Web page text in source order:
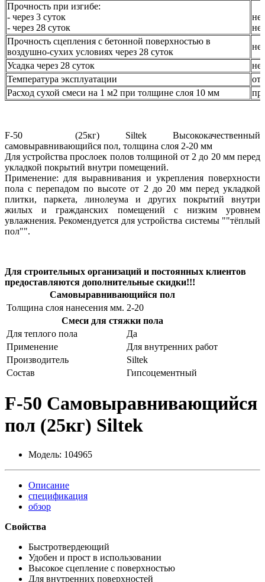
Прочность при изгибе:
- через 3 суток
- через 28 суток
не
не
Прочность сцепления с бетонной поверхностью в
воздушно-сухих условиях через 28 суток
не
Усадка через 28 суток
не
Температура эксплуатации
от
Расход сухой смеси на 1 м2 при толщине слоя 10 мм
F-50 (25кг) Siltek Высококачественный
самовыравнивающийся пол, толщина слоя 2-20 мм
Для устройства прослоек полов толщиной от 2 до 20 мм перед
укладкой покрытий внутри помещений.
Применение: для выравнивания и укрепления поверхности
пола с перепадом по высоте от 2 до 20 мм перед укладкой
плитки, паркета, линолеума и других покрытий внутри
жилых и гражданских помещений с низким уровнем
увлажнения. Рекомендуется для устройства системы ""тёплый
пол"".
Для строительных организаций и постоянных клиентов
предоставляются дополнительные скидки!!!
Самовыравнивающийся пол
Толщина слоя нанесения мм. 2-20
Смеси для стяжки пола
Для теплого пола
Да
Применение
Для внутренних работ
Производитель
Siltek
Состав
Гипсоцементный
F-50 Самовыравнивающийся
пол (25кг) Siltek
Модель: 104965
Описание
спецификация
обзор
Свойства
Быстротвердеющий
Удобен и прост в использовании
Высокое сцепление с поверхностью
Для внутренних поверхностей